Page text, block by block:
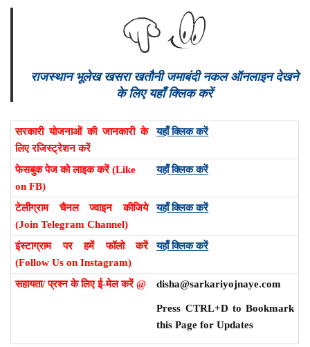
राजस्थान भूलेख खसरा खतौनी जमाबंदी नकल ऑनलाइन देखने
के लिए यहाँ क्लिक करें
सरकारी योजनाओं की जानकारी के
लिए रजिस्ट्रेशन करें
यहाँ क्लिक करें
फेसबुक पेज को लाइक करें (Like
on FB)
यहाँ क्लिक करें
टेलीग्राम चैनल ज्वाइन कीजिये
(Join Telegram Channel)
यहाँ क्लिक करें
इंस्टाग्राम पर हमें फॉलो करें
(Follow Us on Instagram)
यहाँ क्लिक करें
सहायता/ प्रश्न के लिए ई-मेल करें @ disha@sarkariyojnaye.com
Press CTRL+D to Bookmark
this Page for Updates